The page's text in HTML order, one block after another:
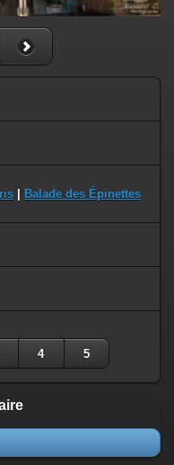
Balade des Épinettes
4 5